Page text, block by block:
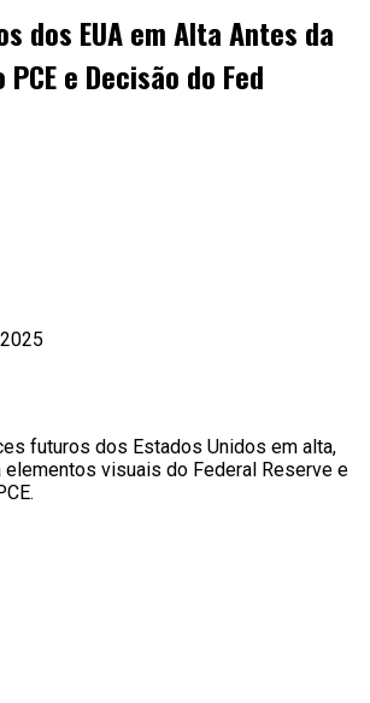
dos EUA em Alta Antes da
e Decisão do Fed